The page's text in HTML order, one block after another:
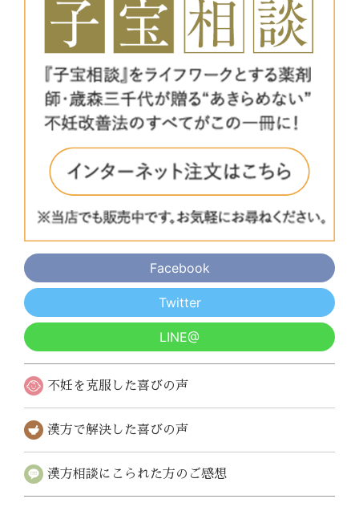
Facebook
Twitter
LINE@
不妊を克服した喜びの声
漢方で解決した喜びの声
漢方相談にこられた方のご感想